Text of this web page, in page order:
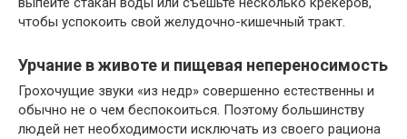
чтобы успокоить свой желудочно-кишечный тракт.
Урчание в животе и пищевая непереносимость
Грохочущие звуки «из недр» совершенно естественны и
обычно не о чем беспокоиться. Поэтому большинству
людей нет необходимости исключать из своего рациона